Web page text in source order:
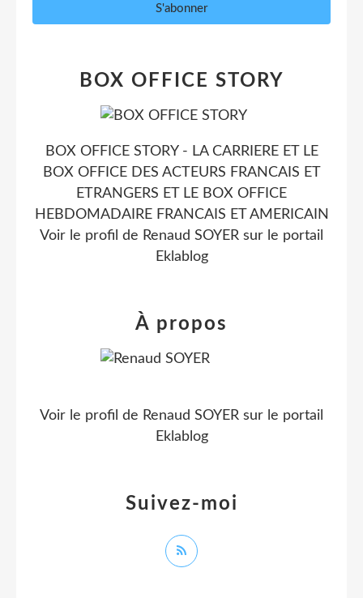
BOX OFFICE STORY
BOX OFFICE STORY - LA CARRIERE ET LE
BOX OFFICE DES ACTEURS FRANCAIS ET
ETRANGERS ET LE BOX OFFICE
HEBDOMADAIRE FRANCAIS ET AMERICAIN
Voir le profil de Renaud SOYER sur le portail
Eklablog
Suivez-moi
À propos
Voir le profil de Renaud SOYER sur le portail
Eklablog